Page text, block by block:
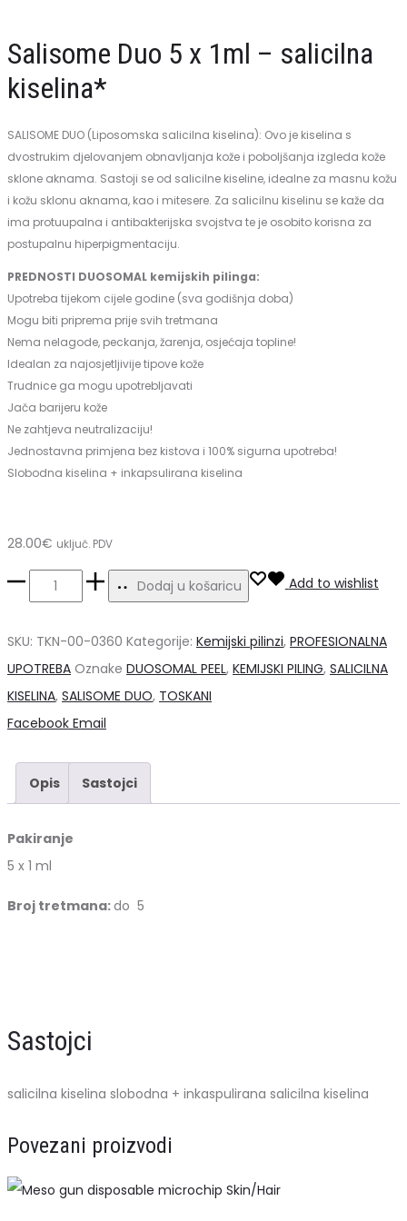
(svi
tipovi
kože)
1ml
–
glikolna
kiselina*
Salisome Duo 5 x 1ml – salicilna
kiselina*
SALISOME DUO (Liposomska salicilna kiselina): Ovo je kiselina s
dvostrukim djelovanjem obnavljanja kože i poboljšanja izgleda kože
sklone aknama. Sastoji se od salicilne kiseline, idealne za masnu kožu
i kožu sklonu aknama, kao i mitesere. Za salicilnu kiselinu se kaže da
ima protuupalna i antibakterijska svojstva te je osobito korisna za
postupalnu hiperpigmentaciju.
PREDNOSTI DUOSOMAL kemijskih pilinga:
Upotreba tijekom cijele godine (sva godišnja doba)
Mogu biti priprema prije svih tretmana
Nema nelagode, peckanja, žarenja, osjećaja topline!
Idealan za najosjetljivije tipove kože
Trudnice ga mogu upotrebljavati
Jača barijeru kože
Ne zahtjeva neutralizaciju!
Jednostavna primjena bez kistova i 100% sigurna upotreba!
Slobodna kiselina + inkapsulirana kiselina
28.00€ uključ. PDV
Salisome
5
x
1ml
-
kiselina*
količina
Dodaj u košaricu Add to wishlist
SKU: TKN-00-0360 Kategorije: Kemijski pilinzi, PROFESIONALNA
UPOTREBA Oznake DUOSOMAL PEEL, KEMIJSKI PILING, SALICILNA
KISELINA, SALISOME DUO, TOSKANI
Share
Facebook Email
Opis Sastojci
Pakiranje
5 x 1 ml
Broj tretmana:do 5
Sastojci
salicilna kiselina slobodna + inkaspulirana salicilna kiselina
Povezani proizvodi